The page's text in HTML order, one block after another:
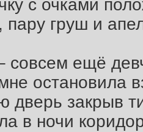
с очками
пару груш и
совсем ещё
остановила
дверь закрыв
в ночи